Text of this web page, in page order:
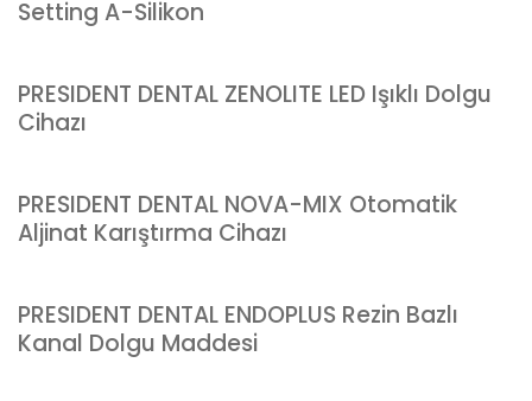
Setting A-Silikon
PRESIDENT DENTAL ZENOLITE LED Işıklı Dolgu
Cihazı
PRESIDENT DENTAL NOVA-MIX Otomatik
Aljinat Karıştırma Cihazı
PRESIDENT DENTAL ENDOPLUS Rezin Bazlı
Kanal Dolgu Maddesi